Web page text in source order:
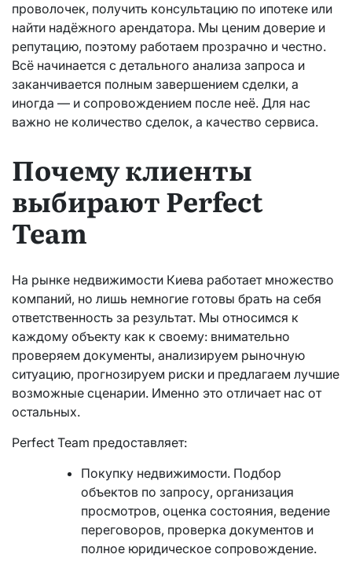
проволочек, получить консультацию по ипотеке или
найти надёжного арендатора. Мы ценим доверие и
репутацию, поэтому работаем прозрачно и честно.
Всё начинается с детального анализа запроса и
заканчивается полным завершением сделки, а
иногда — и сопровождением после неё. Для нас
важно не количество сделок, а качество сервиса.
Почему клиенты
выбирают Perfect
Team
На рынке недвижимости Киева работает множество
компаний, но лишь немногие готовы брать на себя
ответственность за результат. Мы относимся к
каждому объекту как к своему: внимательно
проверяем документы, анализируем рыночную
ситуацию, прогнозируем риски и предлагаем лучшие
возможные сценарии. Именно это отличает нас от
остальных.
Perfect Team предоставляет:
Покупку недвижимости. Подбор
объектов по запросу, организация
просмотров, оценка состояния, ведение
переговоров, проверка документов и
полное юридическое сопровождение.